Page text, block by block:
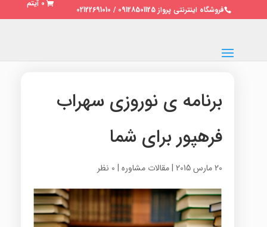
فروشگاه اینترنتی پرواز 09128501125 / 02122691010
0 آیتم
برنامه ی نوروزی سهراب
فرهپور برای شما
20 مارس 2015 |مقالات مشاوره| 0 نظر